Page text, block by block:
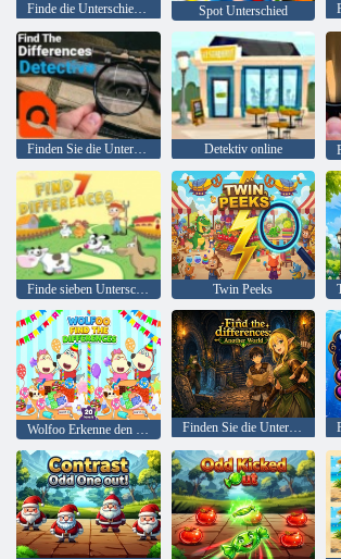
Finde die Unterschiede 3D: Toons Spot Unterschied
Finden Sie die Unterschiede Detective Detektiv online
Finde sieben Unterschiede Twin Peeks
Finden Sie die Unterschiede in einer anderen Welt